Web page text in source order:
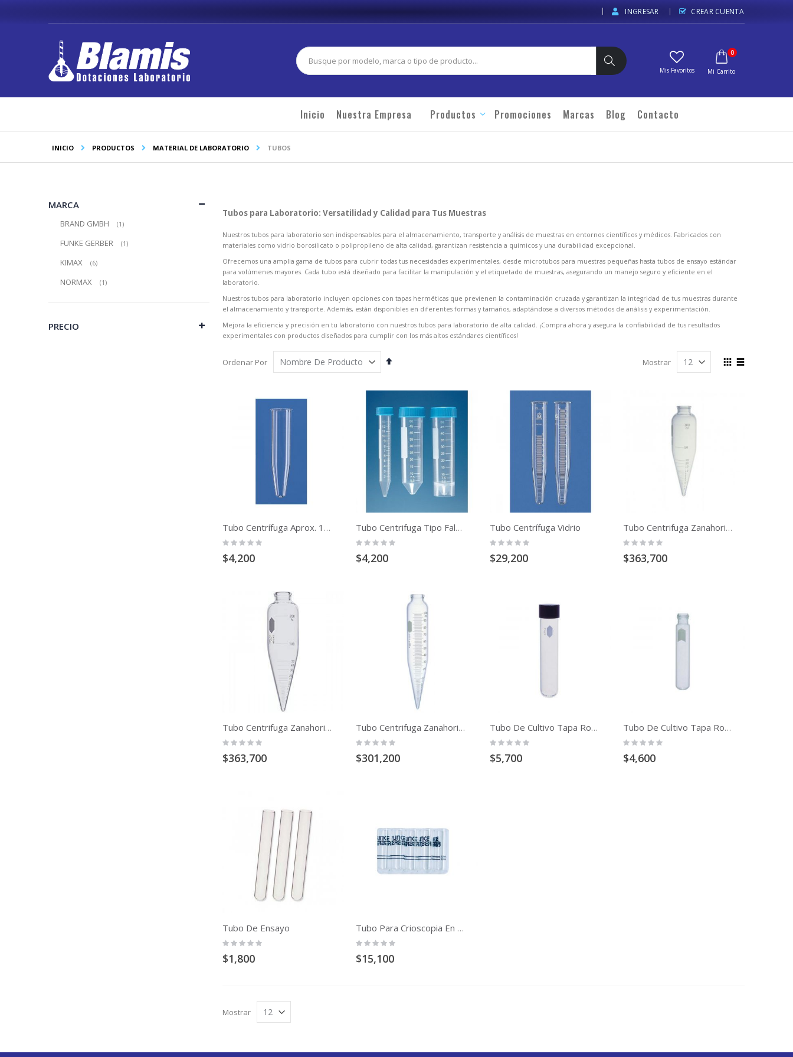
a
INGRESAR CREAR CUENTA
Carrito
0elementos
Buscar
Inicio Nuestra Empresa Productos Promociones Marcas Blog Contacto
INICIO PRODUCTOS MATERIAL DE LABORATORIO TUBOS
Tubos para Laboratorio: Versatilidad y Calidad para Tus Muestras
Nuestros tubos para laboratorio son indispensables para el almacenamiento, transporte y análisis de muestras en entornos científicos y médicos. Fabricados con
materiales como vidrio borosilicato o polipropileno de alta calidad, garantizan resistencia a químicos y una durabilidad excepcional.
Ofrecemos una amplia gama de tubos para cubrir todas tus necesidades experimentales, desde microtubos para muestras pequeñas hasta tubos de ensayo estándar
para volúmenes mayores. Cada tubo está diseñado para facilitar la manipulación y el etiquetado de muestras, asegurando un manejo seguro y eficiente en el
laboratorio.
Nuestros tubos para laboratorio incluyen opciones con tapas herméticas que previenen la contaminación cruzada y garantizan la integridad de tus muestras durante
el almacenamiento y transporte. Además, están disponibles en diferentes formas y tamaños, adaptándose a diversos métodos de análisis y experimentación.
Mejora la eficiencia y precisión en tu laboratorio con nuestros tubos para laboratorio de alta calidad. ¡Compra ahora y asegura la confiabilidad de tus resultados
experimentales con productos diseñados para cumplir con los más altos estándares científicos!
Ordenar Por
Fijar
Ver
Mostrar
Tubo Centrífuga Aprox. 15 Ml Fondo Cónico Sin Graduar
Rating:
0%
$4,200
Tubo Centrifuga Tipo Falcon Pp Graduado No Estéril. Tapa A Rosca
Rating:
0%
$4,200
Tubo Centrífuga Vidrio
Rating:
0%
$29,200
Tubo Centrifuga Zanahoria En Vidrio 100ml De 6 "
Rating:
0%
$363,700
Tubo Centrifuga Zanahoria En Vidrio 100ml Marcacion 200% De 6 "
Rating:
$363,700
Tubo Centrifuga Zanahoria En Vidrio 100ml De 8 "
Rating:
$301,200
Tubo De Cultivo Tapa Rosca
Rating:
$5,700
Tubo De Cultivo Tapa Rosca Valueware
Rating:
$4,600
Tubo De Ensayo
Rating:
0%
$1,800
Tubo Para Crioscopia En 2,0 ML Por Unidad
Rating:
0%
$15,100
Mostrar
MARCA
BRAND GMBH 1producto
FUNKE GERBER 1producto
KIMAX 6producto
NORMAX 1producto
PRECIO